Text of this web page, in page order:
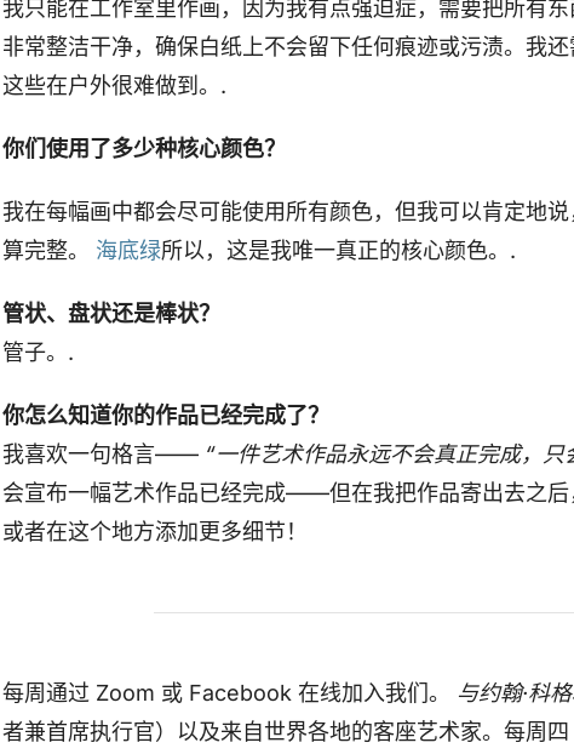
我只能在工作室里作画，因为我有点强迫症，需要把所有
非常整洁干净，确保白纸上不会留下任何痕迹或污渍。我
这些在户外很难做到。.
你们使用了多少种核心颜色？
我在每幅画中都会尽可能使用所有颜色，但我可以肯定地
算完整。 海底绿所以，这是我唯一真正的核心颜色。.
管状、盘状还是棒状？
管子。.
你怎么知道你的作品已经完成了？
我喜欢一句格言—— “一件艺术作品永远不会真正完成，只
会宣布一幅艺术作品已经完成——但在我把作品寄出去之后
或者在这个地方添加更多细节！
每周通过 Zoom 或 Facebook 在线加入我们。 与约翰·科
者兼首席执行官）以及来自世界各地的客座艺术家。每周